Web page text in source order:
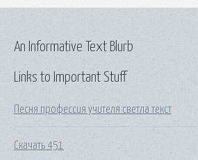
Links to Important Stuff
Песня профессия учителя светла текст
Скачать 451
An Informative Text Blurb